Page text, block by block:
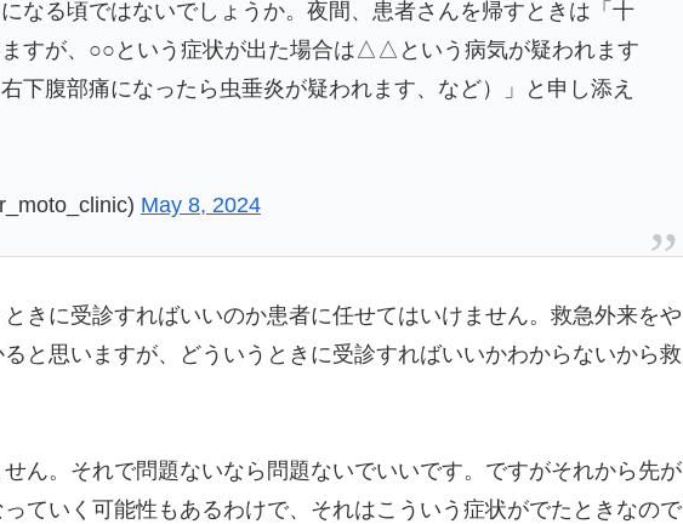
なる頃ではないでしょうか。夜間、患者さんを帰すときは「十
すが、○○という症状が出た場合は△△という病気が疑われます
下腹部痛になったら虫垂炎が疑われます、など）」と申し添え
May 8, 2024
きに受診すればいいのか患者に任せてはいけません。救急外来をや
と思いますが、どういうときに受診すればいいかわからないから救
ん。それで問題ないなら問題ないでいいです。ですがそれから先が
ていく可能性もあるわけで、それはこういう症状がでたときなので